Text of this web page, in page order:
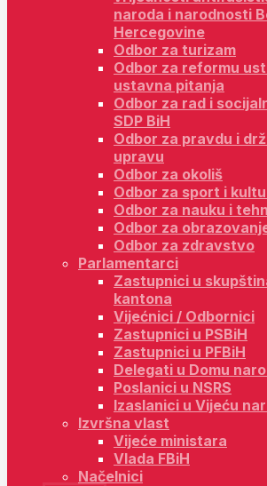
naroda i narodnosti
Hercegovine
Odbor za turizam
Odbor za reformu
ustavna pitanja
Odbor za rad i
SDP BiH
Odbor za pravdu i
upravu
Odbor za okoliš
Odbor za sport i
Odbor za nauku i
Odbor za
Odbor za zdravstvo
Parlamentarci
Zastupnici u
kantona
Vijećnici / Odbornici
Zastupnici u PSBiH
Zastupnici u PFBiH
Delegati u Domu
Poslanici u NSRS
Izaslanici u Vijeću
Izvršna vlast
Vijeće ministara
Vlada FBiH
Načelnici